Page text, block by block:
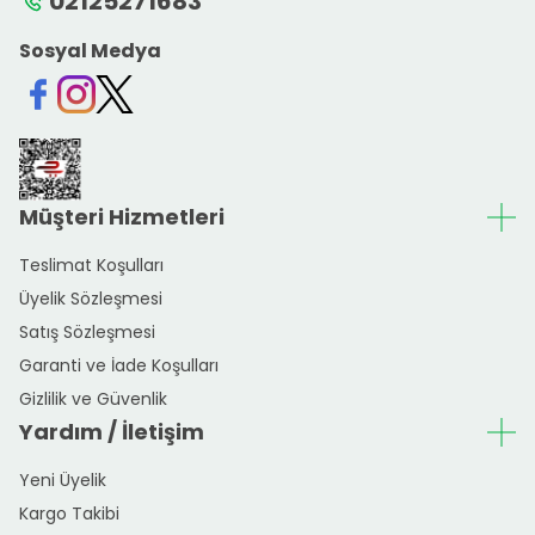
Sosyal Medya
Facebook
Instagram
Twitter
Müşteri Hizmetleri
Teslimat Koşulları
Üyelik Sözleşmesi
Satış Sözleşmesi
Garanti ve İade Koşulları
Gizlilik ve Güvenlik
Yardım / İletişim
Yeni Üyelik
Kargo Takibi